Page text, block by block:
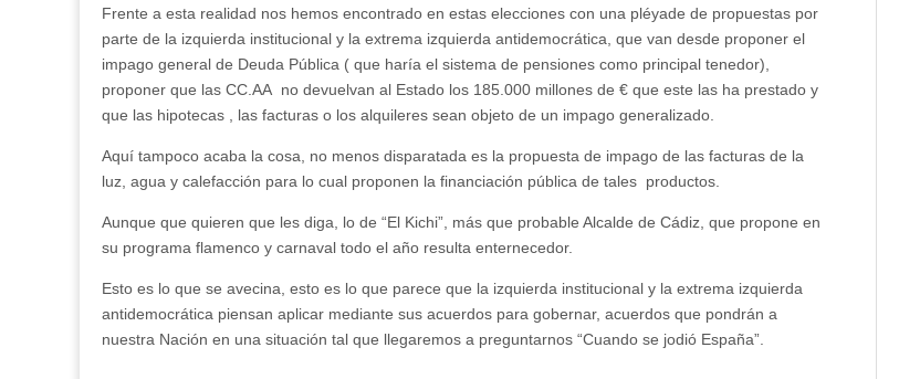
Frente a esta realidad nos hemos encontrado en estas elecciones con una pléyade de propuestas por
parte de la izquierda institucional y la extrema izquierda antidemocrática, que van desde proponer el
impago general de Deuda Pública ( que haría el sistema de pensiones como principal tenedor),
proponer que las CC.AA no devuelvan al Estado los 185.000 millones de € que este las ha prestado y
que las hipotecas , las facturas o los alquileres sean objeto de un impago generalizado.
Aquí tampoco acaba la cosa, no menos disparatada es la propuesta de impago de las facturas de la
luz, agua y calefacción para lo cual proponen la financiación pública de tales productos.
Aunque que quieren que les diga, lo de “El Kichi”, más que probable Alcalde de Cádiz, que propone en
su programa flamenco y carnaval todo el año resulta enternecedor.
Esto es lo que se avecina, esto es lo que parece que la izquierda institucional y la extrema izquierda
antidemocrática piensan aplicar mediante sus acuerdos para gobernar, acuerdos que pondrán a
nuestra Nación en una situación tal que llegaremos a preguntarnos “Cuando se jodió España”.